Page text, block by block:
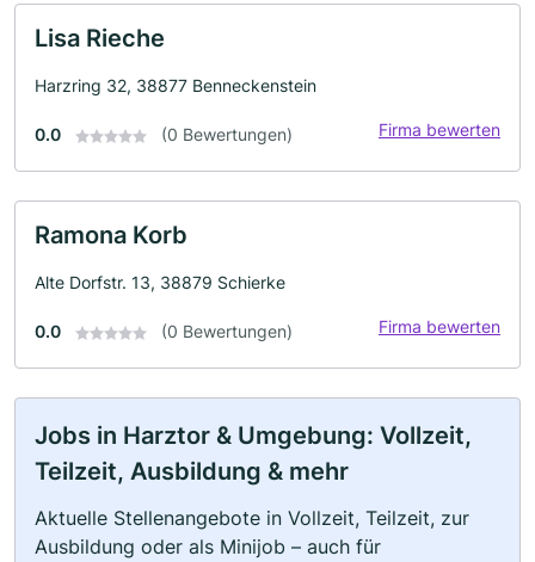
Lisa Rieche
Harzring 32, 38877 Benneckenstein
0.0 (0 Bewertungen) Firma bewerten
Ramona Korb
Alte Dorfstr. 13, 38879 Schierke
0.0 (0 Bewertungen) Firma bewerten
Jobs in Harztor & Umgebung: Vollzeit,
Teilzeit, Ausbildung & mehr
Aktuelle Stellenangebote in Vollzeit, Teilzeit, zur
Ausbildung oder als Minijob – auch für